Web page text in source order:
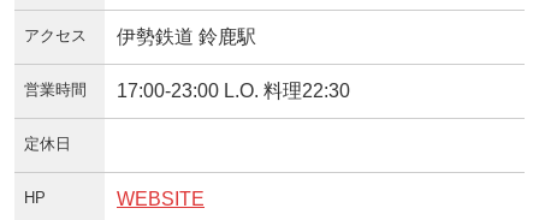
アクセス 伊勢鉄道 鈴鹿駅
営業時間 17:00-23:00 L.O. 料理22:30
定休日
HP WEBSITE